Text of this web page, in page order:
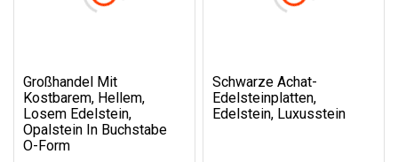
Großhandel Mit
Kostbarem, Hellem,
Losem Edelstein,
Opalstein In Buchstabe
O-Form
Schwarze Achat-
Edelsteinplatten,
Edelstein, Luxusstein